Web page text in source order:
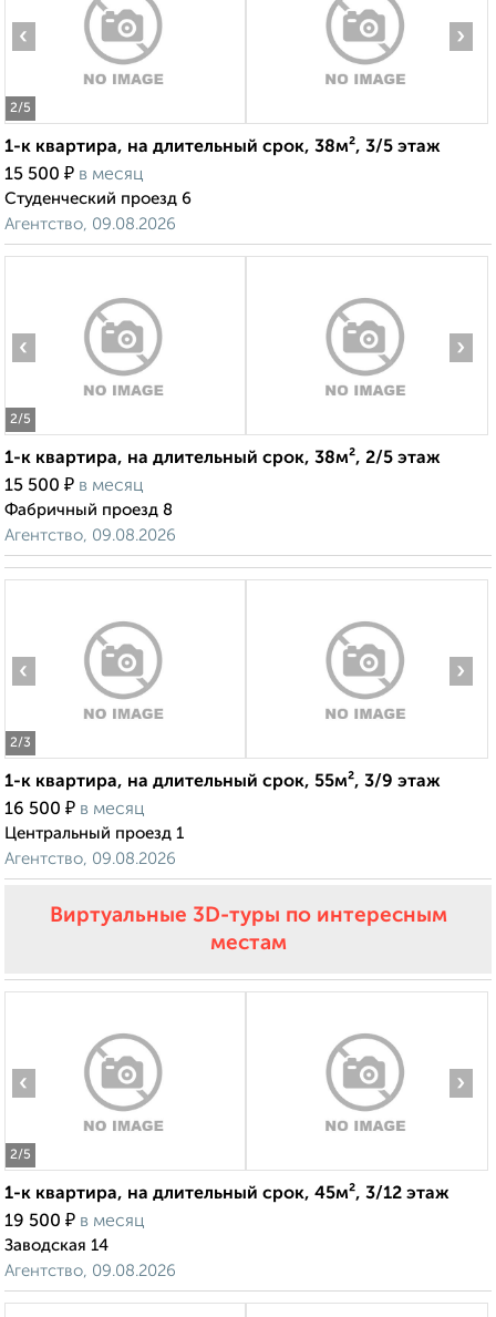
2/5
‹ ›
1-к квартира, на длительный срок, 38м², 3/5 этаж
15 500 ₽ в месяц
Студенческий проезд 6
Агентство, 09.08.2026
2/5
‹ ›
1-к квартира, на длительный срок, 38м², 2/5 этаж
15 500 ₽ в месяц
Фабричный проезд 8
Агентство, 09.08.2026
2/3
‹ ›
1-к квартира, на длительный срок, 55м², 3/9 этаж
16 500 ₽ в месяц
Агентство, 09.08.2026
местам
‹ ›
1-к квартира, на длительный срок, 45м², 3/12 этаж
19 500₽ в месяц
Заводская 14
Агентство, 09.08.2026
‹